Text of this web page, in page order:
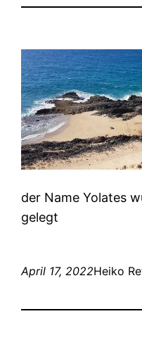
der Name Yolates
gelegt
April 17, 2022Heiko